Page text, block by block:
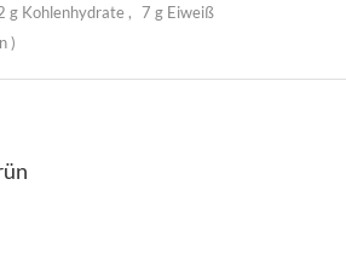
g Kohlenhydrate
7 g Eiweiß
)